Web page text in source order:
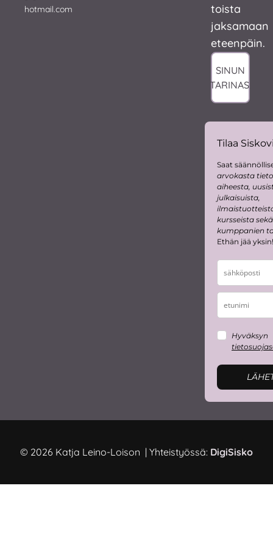
hotmail.com
toista
jaksamaan
eteenpäin.
SINUN
TARINASI
Tilaa
Saat
arvokasta
aiheesta,
julkaisuista,
kursseista sekä
kumppanien
Ethän jää yksin!
Hyväksyn
© 2026 Katja Leino-Loison | Yhteistyössä: DigiSisko